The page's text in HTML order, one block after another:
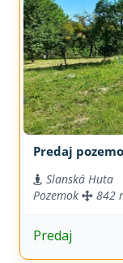
Predaj
Slanská Huta
Pozemok
842
Predaj